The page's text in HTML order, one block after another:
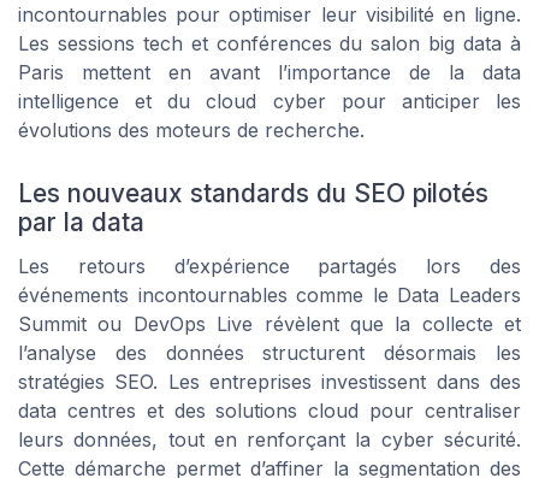
incontournables pour optimiser leur visibilité en ligne.
Les sessions tech et conférences du salon big data à
Paris mettent en avant l’importance de la data
intelligence et du cloud cyber pour anticiper les
évolutions des moteurs de recherche.
Les nouveaux standards du SEO pilotés
par la data
Les retours d’expérience partagés lors des
événements incontournables comme le Data Leaders
Summit ou DevOps Live révèlent que la collecte et
l’analyse des données structurent désormais les
stratégies SEO. Les entreprises investissent dans des
data centres et des solutions cloud pour centraliser
leurs données, tout en renforçant la cyber sécurité.
Cette démarche permet d’affiner la segmentation des